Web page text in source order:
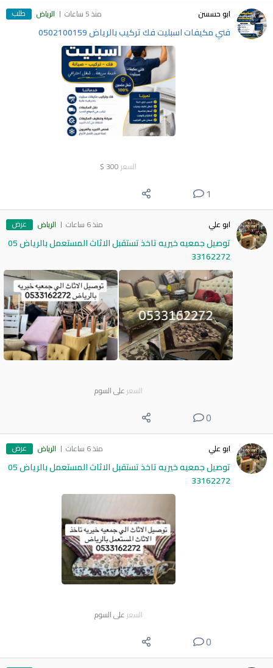
ابو حسسن منذ 5 ساعات الرياض طلب
فني مكيفات اسبليت فك تركيب بالرياض 0502100159
السعر 300
$
1
ابو علي منذ 6 ساعات الرياض عرض
توصيل جمعيه خيريه تاخذ تستقبل الاثاث المستعمل بالرياض 05
33162272
السعر على السوم
0
ابو علي منذ 6 ساعات الرياض عرض
توصيل جمعيه خيريه تاخذ تستقبل الاثاث المستعمل بالرياض 05
33162272
السعر على السوم
0